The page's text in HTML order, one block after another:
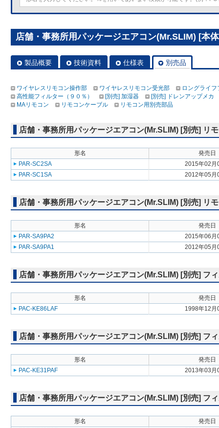
店舗・事務所用パッケージエアコン(Mr.SLIM) [本
製品概要 技術資料 仕様表 別売品
ワイヤレスリモコン操作部 ワイヤレスリモコン受光部
ロングライ
高性能フィルター（９０％）
[別売] 加湿器
[別売] ドレンアップメカ
MAリモコン
リモコンケーブル リモコン用別売部品
店舗・事務所用パッケージエアコン(Mr.SLIM) [別売] リ
形名
発売日
PAR-SC2SA
2015年02月
PAR-SC1SA
2012年05月
店舗・事務所用パッケージエアコン(Mr.SLIM) [別売] リ
形名
発売日
PAR-SA9PA2
2015年06月
PAR-SA9PA1
2012年05月
店舗・事務所用パッケージエアコン(Mr.SLIM) [別売] フ
形名
発売日
PAC-KE86LAF
1998年12月
店舗・事務所用パッケージエアコン(Mr.SLIM) [別売] フ
形名
発売日
PAC-KE31PAF
2013年03月
店舗・事務所用パッケージエアコン(Mr.SLIM) [別売] フ
形名
発売日